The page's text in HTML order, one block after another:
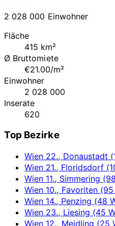
2 028 000 Einwohner
Fläche
415 km²
Ø Bruttomiete
€21.00/m²
Einwohner
2 028 000
Inserate
620
Top Bezirke
Wien 22., Donaustadt
Wien 21., Floridsdorf
Wien 11., Simmering
Wien 10., Favoriten
Wien 14., Penzing (48
Wien 23., Liesing (45
Wien 12., Meidling (25